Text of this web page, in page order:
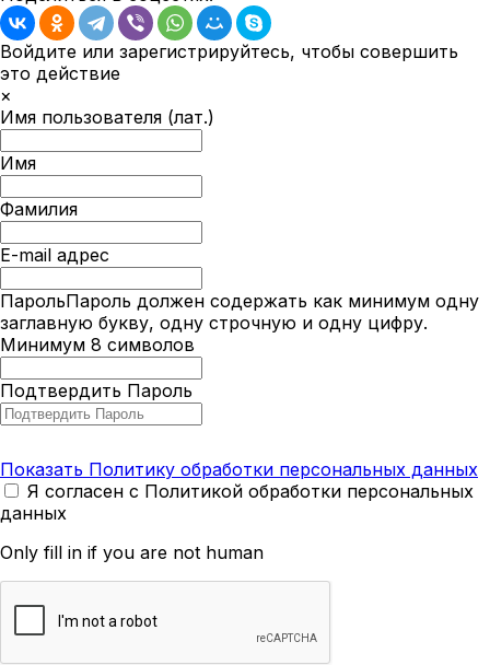
Войдите или зарегистрируйтесь, чтобы совершить
это действие
×
Имя пользователя (лат.)
Имя
Фамилия
E-mail адрес
ПарольПароль должен содержать как минимум одну
заглавную букву, одну строчную и одну цифру.
Минимум 8 символов
Подтвердить Пароль
Показать Политику обработки персональных данных
Я согласен с Политикой обработки персональных
данных
Only fill in if you are not human